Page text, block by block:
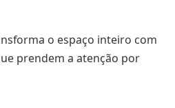
o espaço inteiro com
prendem a atenção por